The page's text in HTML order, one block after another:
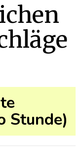
Stunde)